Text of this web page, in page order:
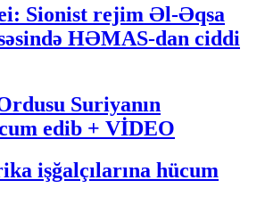
Sionist rejim Əl-Əqsa
HƏMAS-dan ciddi
Suriyanın
edib + VİDEO
işğalçılarına hücum